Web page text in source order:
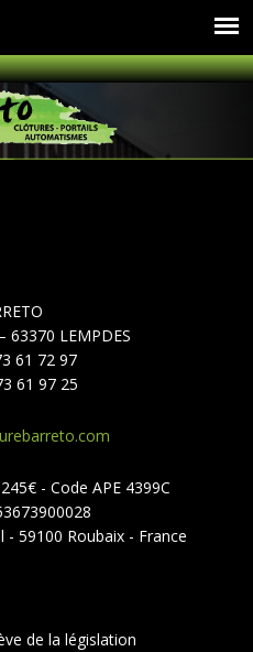
63370 LEMPDES
61 72 97
61 97 25
- Code APE 4399C
- 59100 Roubaix - France
de la législation